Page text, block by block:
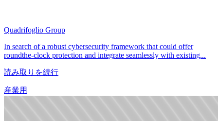
Quadrifoglio Group
In search of a robust cybersecurity framework that could offer
roundthe-clock protection and integrate seamlessly with existing...
読み取りを続行
産業用